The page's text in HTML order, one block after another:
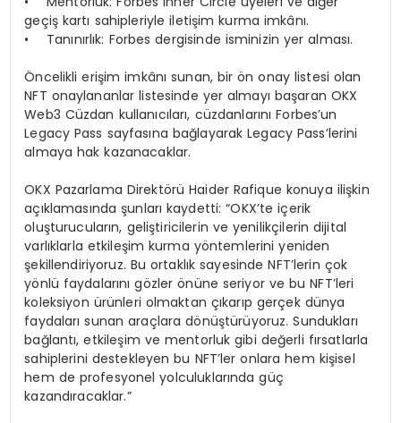
geçiş kartı sahipleriyle iletişim kurma imkânı.
• Tanınırlık: Forbes dergisinde isminizin yer alması.
Öncelikli erişim imkânı sunan, bir ön onay listesi olan
NFT onaylananlar listesinde yer almayı başaran OKX
Web3 Cüzdan kullanıcıları, cüzdanlarını Forbes’un
Legacy Pass sayfasına bağlayarak Legacy Pass’lerini
almaya hak kazanacaklar.
OKX Pazarlama Direktörü Haider Rafique konuya ilişkin
açıklamasında şunları kaydetti: “OKX’te içerik
oluşturucuların, geliştiricilerin ve yenilikçilerin dijital
varlıklarla etkileşim kurma yöntemlerini yeniden
şekillendiriyoruz. Bu ortaklık sayesinde NFT’lerin çok
yönlü faydalarını gözler önüne seriyor ve bu NFT’leri
koleksiyon ürünleri olmaktan çıkarıp gerçek dünya
faydaları sunan araçlara dönüştürüyoruz. Sundukları
bağlantı, etkileşim ve mentorluk gibi değerli fırsatlarla
sahiplerini destekleyen bu NFT’ler onlara hem kişisel
hem de profesyonel yolculuklarında güç
kazandıracaklar.”